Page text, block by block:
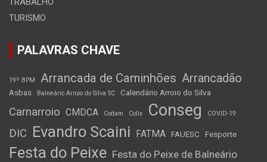
TURISMO
PALAVRAS CHAVE
19º BPM Arrancada de Caminhões Arrancadão
Asbas Balneário Arroio do Silva SC Calendário Arroio do Silva
Carnarroio CMDCA Codam Colix Conseg COVID-19
DIC Evandro Scaini FATMA FAUESC Fesporte
Festa do Peixe Festa do Peixe de Balneário